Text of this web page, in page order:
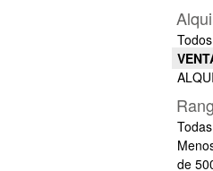
Todos
Todas
de